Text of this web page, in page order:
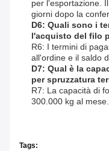
per l'esportazione.
giorni dopo la
D6: Quali sono i
l'acquisto del filo
R6: I termini di
all'ordine e il saldo
D7: Qual è la
per spruzzatura
R7: La capacità di
300.000 kg al mese.
Tags: